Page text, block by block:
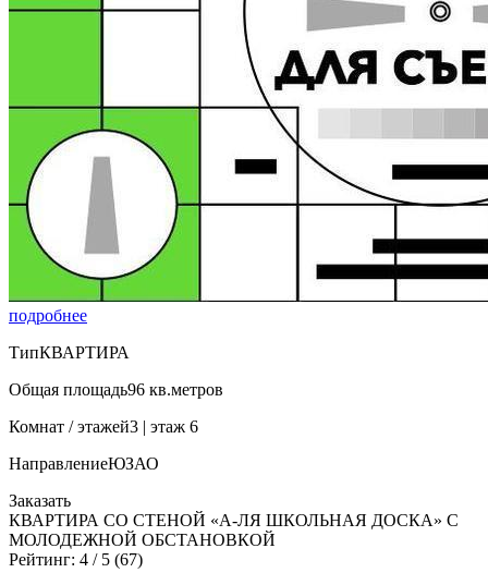
подробнее
ТипКВАРТИРА
Общая площадь96 кв.метров
Комнат / этажей3 | этаж 6
НаправлениеЮЗАО
Заказать
КВАРТИРА СО СТЕНОЙ «А-ЛЯ ШКОЛЬНАЯ ДОСКА» С
МОЛОДЕЖНОЙ ОБСТАНОВКОЙ
Рейтинг: 4 / 5 (67)